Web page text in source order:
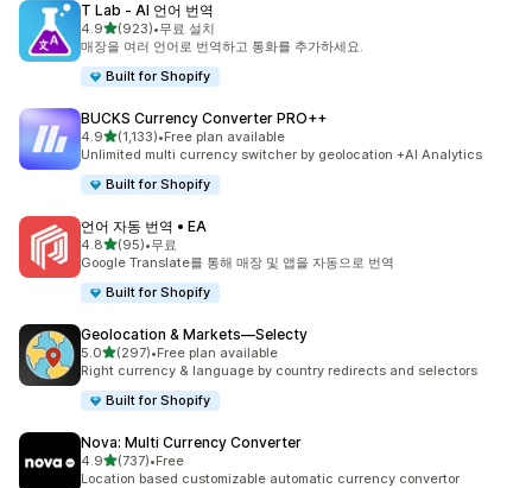
T Lab ‑ AI 언어 번역
4.9별 5개 중
(923)
총 리뷰 923개
•무료 설치
매장을 여러 언어로 번역하고 통화를 추가하세요.
Built for Shopify
BUCKS Currency Converter PRO++
4.9별 5개 중
(1,133)
총 리뷰 1133개
•Free plan available
Unlimited multi currency switcher by geolocation +AI Analytics
Built for Shopify
언어 자동 번역 • EA
4.8별 5개 중
(95)
총 리뷰 95개
•무료
Google Translate를 통해 매장 및 앱을 자동으로 번역
Built for Shopify
Geolocation & Markets—Selecty
5.0별 5개 중
(297)
총 리뷰 297개
•Free plan available
Right currency & language by country redirects and selectors
Built for Shopify
Nova: Multi Currency Converter
4.9별 5개 중
(737)
총 리뷰 737개
•Free
Location based customizable automatic currency convertor